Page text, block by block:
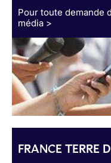
Pour toute demande
média >
FRANCE TERRE